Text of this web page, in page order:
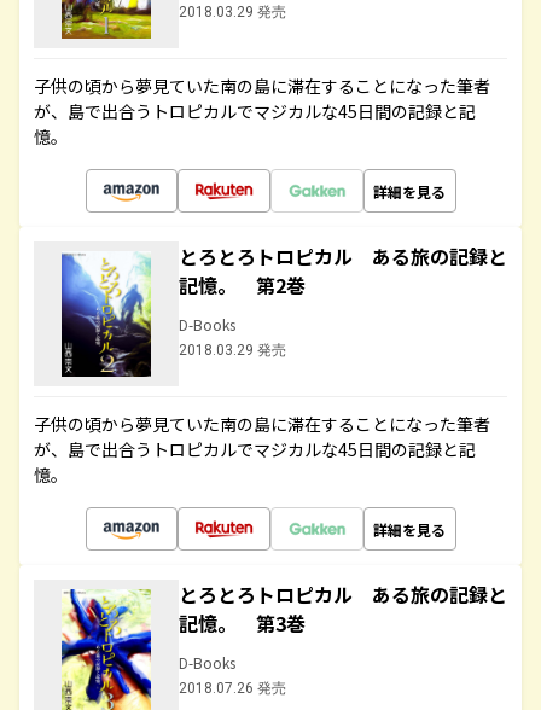
2018.03.29 発売
子供の頃から夢見ていた南の島に滞在することになった筆者
が、島で出合うトロピカルでマジカルな45日間の記録と記
憶。
詳細を見る
とろとろトロピカル ある旅の記録と
記憶。 第2巻
D-Books
2018.03.29 発売
子供の頃から夢見ていた南の島に滞在することになった筆者
が、島で出合うトロピカルでマジカルな45日間の記録と記
憶。
詳細を見る
とろとろトロピカル ある旅の記録と
記憶。 第3巻
D-Books
2018.07.26 発売